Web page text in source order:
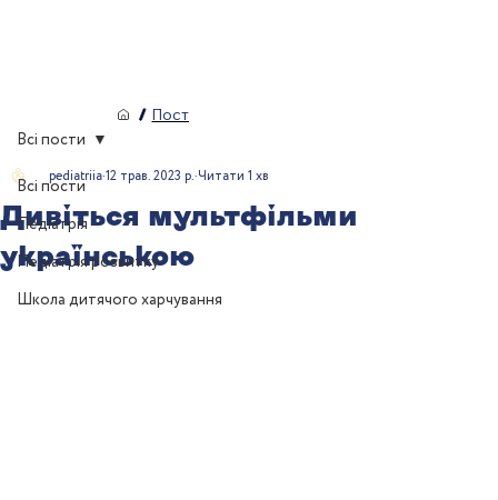
/ Пост
Всі пости
Педіатрія
Педіатрія розвитку
Школа дитячого харчування
Всі пости
Дивіться мультфільми
українською
pediatriia12 трав. 2023 р. Читати 1 хв